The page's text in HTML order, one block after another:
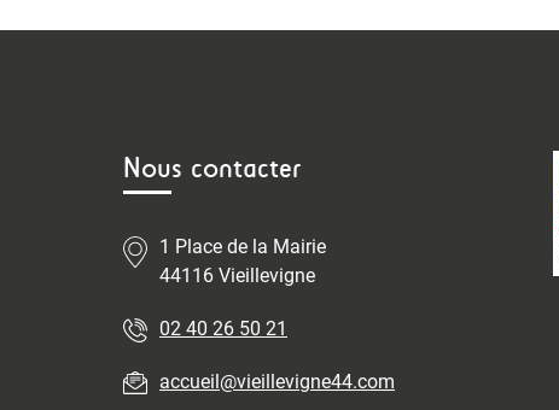
Nous contacter
1 Place de la Mairie
44116 Vieillevigne
02 40 26 50 21
accueil@vieillevigne44.com